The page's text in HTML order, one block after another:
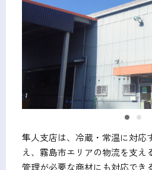
隼人支店は、冷蔵・常温に対応
え、霧島市エリアの物流を支え
管理が必要な商材にも対応でき